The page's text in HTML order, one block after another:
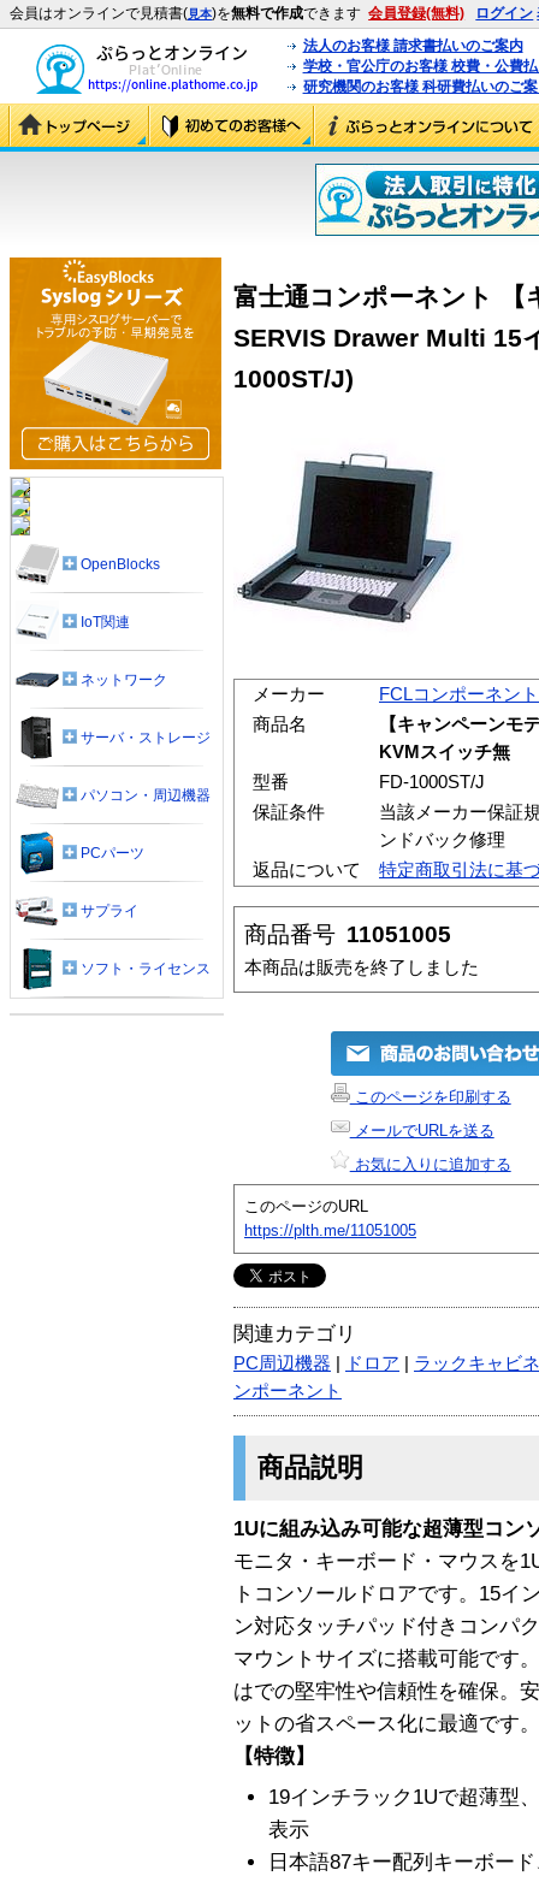
会員はオンラインで見積書(見本)を無料で作成できます 会員登録(無料) ログイン
法人のお客様 請求書払いのご案内
学校・官公庁のお客様 校費・公費
研究機関のお客様 科研費払いのご
富士通コンポーネント 【
SERVIS Drawer Multi 15
1000ST/J)
メーカー
FCLコンポーネント
商品名
【キャンペーンモ
KVMスイッチ無
型番
FD-1000ST/J
保証条件
当該メーカー保証
ンドバック修理
返品について
特定商取引法に基
商品番号 11051005
本商品は販売を終了しました
このページを印刷する
メールでURLを送る
お気に入りに追加する
このページのURL
https://plth.me/11051005
関連カテゴリ
PC周辺機器 ドロア
ラックキャビ
ンポーネント
商品説明
1Uに組み込み可能な超薄型コン
モニタ・キーボード・マウスを
トコンソールドロアです。15イ
ン対応タッチパッド付きコンパ
マウントサイズに搭載可能です
はでの堅牢性や信頼性を確保。
ットの省スペース化に最適です。
【特徴】
19インチラック1Uで超薄型
表示
日本語87キー配列キーボー
OpenBlocks
IoT関連
ネットワーク
サーバ・ストレージ
パソコン・周辺機器
PCパーツ
サプライ
ソフト・ライセンス